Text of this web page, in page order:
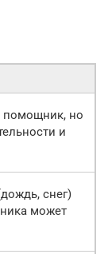
помощник, но
и
снег)
может